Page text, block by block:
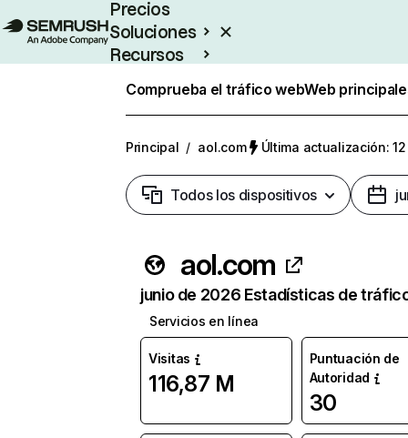
Precios
Soluciones
Recursos
Comprueba el tráfico webWeb
Principal / aol.com Última actualización:
Todos los dispositivos
aol.com
junio de 2026 Estadísticas de
Servicios en línea
Visitas
116,87 M
Puntuación de
Autoridad
30